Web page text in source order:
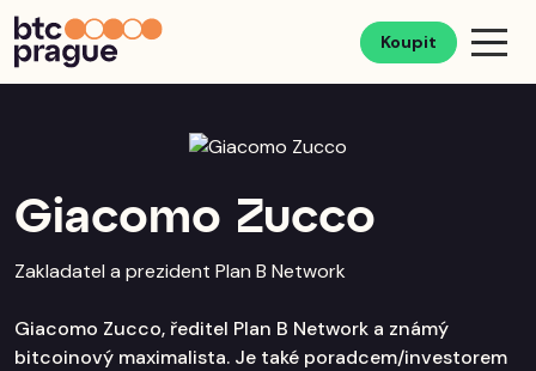
Koupit
Giacomo Zucco
Zakladatel a prezident Plan B Network
Giacomo Zucco, ředitel Plan B Network a známý
bitcoinový maximalista. Je také poradcem/investorem